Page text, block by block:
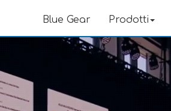
Blue Gear Prodotti